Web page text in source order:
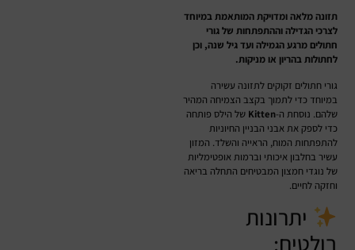
תזונה מלאה ומדויקת המותאמת במיוחד
לצרכי הגדילה וההתפתחות של גורי
חתולים מרגע הגמילה ועד גיל שנה, וכן
לחתולות בהריון או מניקות.
גורי חתולים זקוקים לתזונה עשירה
במיוחד כדי לתמוך בקצב הצמיחה המהיר
שלהם. נוסחת ה-Kitten של הילס פותחה
כדי לספק את אבני הבניין החיוניות
להתפתחות המוח, הראייה והשלד. המזון
עשיר בחלבון איכותי וברמות אופטימליות
של נוגדי חמצון המבטיחים התחלה בריאה
וחזקה לחיים.
יתרונות
בולטים: